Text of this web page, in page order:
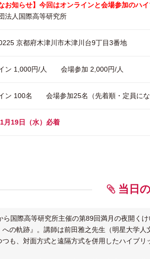
お知らせ】今回はオンラインと会場参加のハ
法人国際高等研究所
京都府木津川市木津川台9丁目3番地
ン 1,000円/人 会場参加 2,000円/人
ン 100名 会場参加25名（先着順・定員にな
月19日（水）必着
当日
国際高等研究所主催の第89回満月の夜開く
への軌跡』。講師は前田雅之先生（明星大学人
も、対面方式と遠隔方式を併用したハイブ